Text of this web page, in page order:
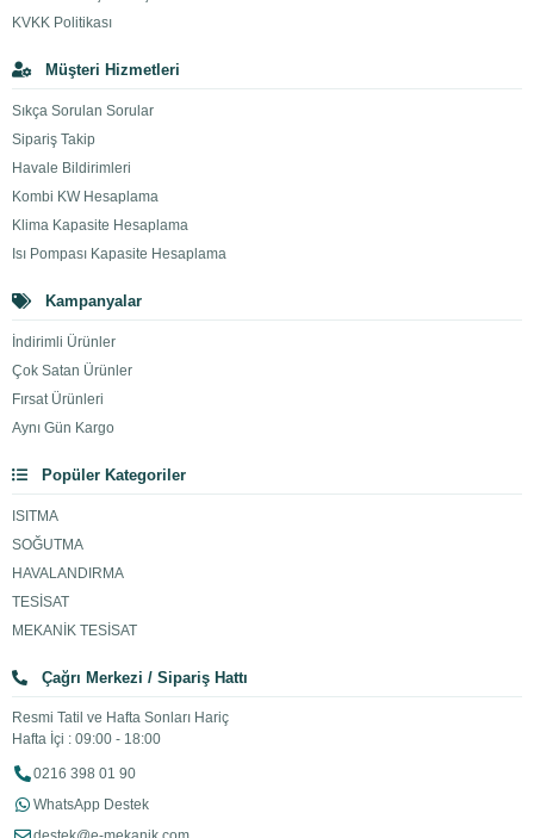
KVKK Politikası
Müşteri Hizmetleri
Sıkça Sorulan Sorular
Sipariş Takip
Havale Bildirimleri
Kombi KW Hesaplama
Klima Kapasite Hesaplama
Isı Pompası Kapasite Hesaplama
Kampanyalar
İndirimli Ürünler
Çok Satan Ürünler
Fırsat Ürünleri
Aynı Gün Kargo
Popüler Kategoriler
ISITMA
SOĞUTMA
HAVALANDIRMA
TESİSAT
MEKANİK TESİSAT
Çağrı Merkezi / Sipariş Hattı
Resmi Tatil ve Hafta Sonları Hariç
Hafta İçi : 09:00 - 18:00
0216 398 01 90
WhatsApp Destek